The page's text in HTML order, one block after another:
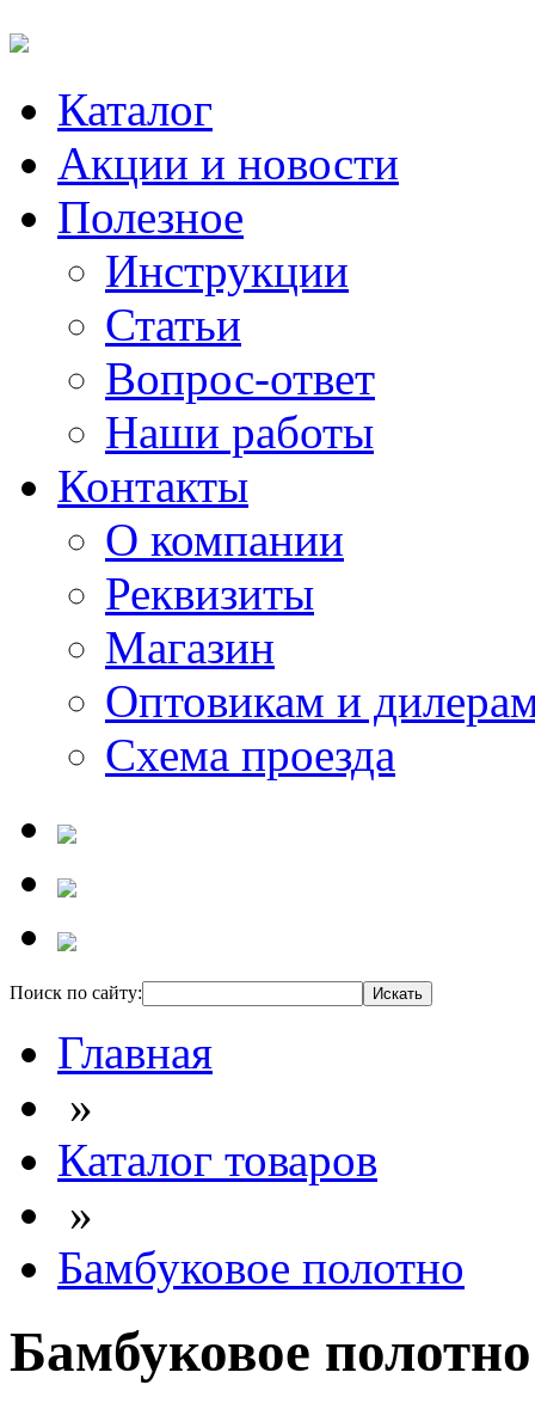
Каталог
Акции и новости
Полезное
Инструкции
Статьи
Вопрос-ответ
Наши работы
Контакты
О компании
Реквизиты
Магазин
Оптовикам и
Схема проезда
Поиск по сайту:
Главная
»
Каталог товаров
»
Бамбуковое полотно
Бамбуковое полотно